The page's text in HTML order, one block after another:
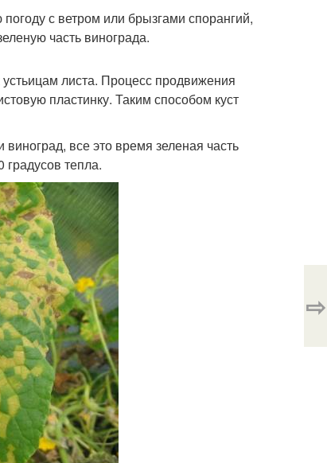
с ветром или брызгами спорангий,
часть винограда.
листа. Процесс продвижения
пластинку. Таким способом куст
все это время зеленая часть
тепла.
⇨